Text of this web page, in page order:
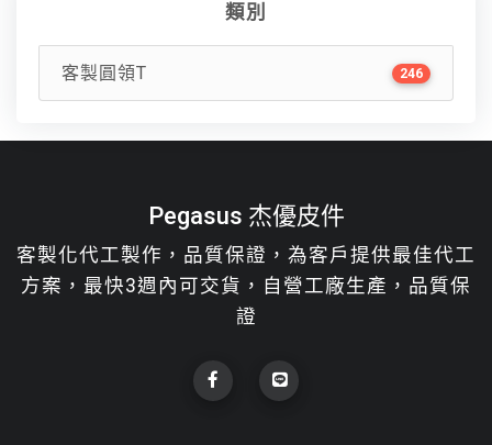
類別
客製圓領T 246
Pegasus 杰優皮件
客製化代工製作，品質保證，為客戶提供最佳代工
方案，最快3週內可交貨，自營工廠生產，品質保
證